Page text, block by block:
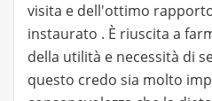
visita e dell'ottimo
instaurato . È riuscita a
della utilità e necessità di
questo credo sia molto